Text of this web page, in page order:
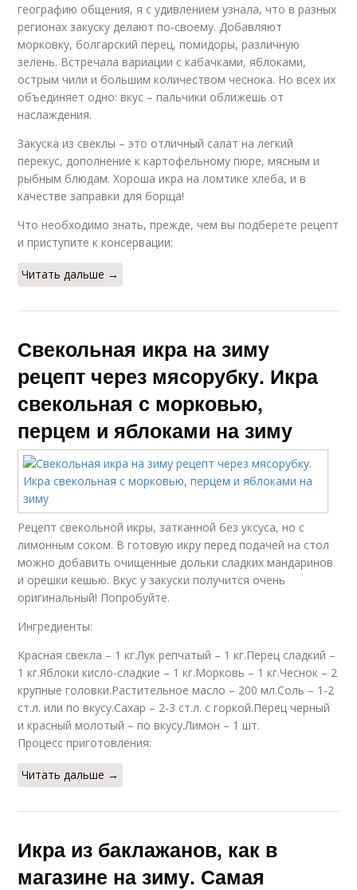
географию общения, я с удивлением узнала, что в разных
регионах закуску делают по-своему. Добавляют
морковку, болгарский перец, помидоры, различную
зелень. Встречала вариации с кабачками, яблоками,
острым чили и большим количеством чеснока. Но всех их
объединяет одно: вкус – пальчики оближешь от
наслаждения.
Закуска из свеклы – это отличный салат на легкий
перекус, дополнение к картофельному пюре, мясным и
рыбным блюдам. Хороша икра на ломтике хлеба, и в
качестве заправки для борща!
Что необходимо знать, прежде, чем вы подберете рецепт
и приступите к консервации:
Читать дальше →
Свекольная икра на зиму
рецепт через мясорубку. Икра
свекольная с морковью,
перцем и яблоками на зиму
Рецепт свекольной икры, затканной без уксуса, но с
лимонным соком. В готовую икру перед подачей на стол
можно добавить очищенные дольки сладких мандаринов
и орешки кешью. Вкус у закуски получится очень
оригинальный! Попробуйте.
Ингредиенты:
Красная свекла – 1 кг.Лук репчатый – 1 кг.Перец сладкий –
1 кг.Яблоки кисло-сладкие – 1 кг.Морковь – 1 кг.Чеснок – 2
крупные головки.Растительное масло – 200 мл.Соль – 1-2
ст.л. или по вкусу.Сахар – 2-3 ст.л. с горкой.Перец черный
и красный молотый – по вкусу.Лимон – 1 шт.
Процесс приготовления:
Читать дальше →
Икра из баклажанов, как в
магазине на зиму. Самая